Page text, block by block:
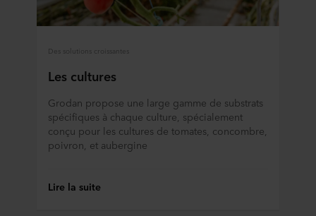
Des solutions croissantes
Les cultures
Grodan propose une large gamme de substrats
spécifiques à chaque culture, spécialement
conçu pour les cultures de tomates, concombre,
poivron, et aubergine
Lire la suite